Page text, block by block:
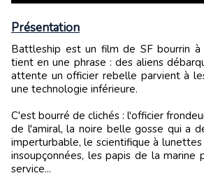
Présentation
Battleship est un film de SF bourrin à souhait. Le scénario
tient en une phrase : des aliens
attente un officier rebelle parvient à
une technologie inférieure.
C'est bourré de clichés : l'officier
de l'amiral, la noire belle gosse qui a
imperturbable, le scientifique à lunettes
insoupçonnées, les papis de la marine
service...